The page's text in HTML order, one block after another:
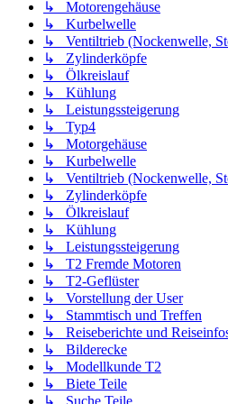
↳ Motorengehäuse
↳ Kurbelwelle
↳ Ventiltrieb (Nockenwelle,
↳ Zylinderköpfe
↳ Ölkreislauf
↳ Kühlung
↳ Leistungssteigerung
↳ Typ4
↳ Motorgehäuse
↳ Kurbelwelle
↳ Ventiltrieb (Nockenwelle,
↳ Zylinderköpfe
↳ Ölkreislauf
↳ Kühlung
↳ Leistungssteigerung
↳ T2 Fremde Motoren
↳ T2-Geflüster
↳ Vorstellung der User
↳ Stammtisch und Treffen
↳ Reiseberichte und
↳ Bilderecke
↳ Modellkunde T2
↳ Biete Teile